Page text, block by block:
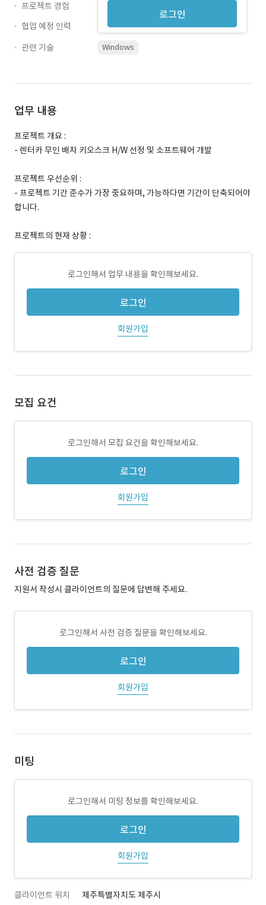
로그인
프로젝트 경험
협업 예정 인력
관련 기술
Windows
업무 내용
프로젝트 개요 :
- 렌터카 무인 배차 키오스크 H/W 선정 및 소프트웨어 개발
프로젝트 우선순위 :
- 프로젝트 기간 준수가 가장 중요하며, 가능하다면 기간이 단축되어야
합니다.
프로젝트의 현재 상황 :
로그인해서 업무 내용을 확인해보세요.
로그인
회원가입
모집 요건
로그인해서 모집 요건을 확인해보세요.
로그인
회원가입
사전 검증 질문
지원서 작성시 클라이언트의 질문에 답변해 주세요.
로그인해서 사전 검증 질문을 확인해보세요.
로그인
회원가입
미팅
로그인해서 미팅 정보를 확인해보세요.
로그인
회원가입
클라이언트 위치 제주특별자치도 제주시